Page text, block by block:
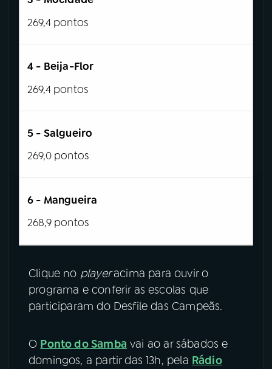
269,4 pontos
4 - Beija-Flor
269,4 pontos
5 - Salgueiro
269,0 pontos
6 - Mangueira
268,9 pontos
Clique no playeracima para ouvir o
programa e conferir as escolas que
participaram do Desfile das Campeãs.
O Ponto do Samba vai ao ar sábados e
domingos, a partir das 13h, pela Rádio